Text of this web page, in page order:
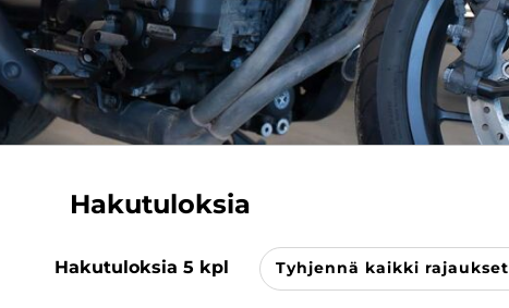
Hakutuloksia
Hakutuloksia 5 kpl Tyhjennä kaikki rajaukset